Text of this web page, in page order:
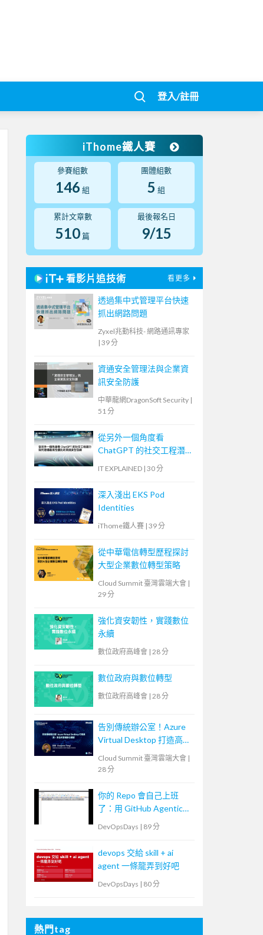
登入/註冊
iThome鐵人賽
參賽組數
146 組
團體組數
5 組
累計文章數
510 篇
最後報名日
9/15
看影片追技術 看更多
透過集中式管理平台快速
抓出網路問題
Zyxel兆勤科技- 網路通訊專家
| 39 分
資通安全管理法與企業資
訊安全防護
中華龍網DragonSoft Security |
51 分
從另外一個角度看
ChatGPT 的社交工程潛
力—如何建構最高性價比
IT EXPLAINED | 30 分
深入淺出 EKS Pod
Identities
iThome鐵人賽 | 39 分
從中華電信轉型歷程探討
大型企業數位轉型策略
Cloud Summit 臺灣雲端大會 |
29 分
強化資安韌性，實踐數位
永續
數位政府高峰會 | 28 分
數位政府與數位轉型
數位政府高峰會 | 28 分
告別傳統辦公室！Azure
Virtual Desktop 打造高
效、安全的雲端辦公體驗
Cloud Summit 臺灣雲端大會 |
28 分
你的 Repo 會自己上班
了：用 GitHub Agentic
Workflows 打造
DevOpsDays | 89 分
devops 交給 skill + ai
agent 一條龍弄到好吧
DevOpsDays | 80 分
熱門tag